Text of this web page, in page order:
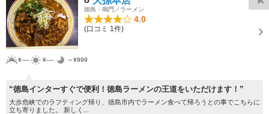
徳島・鳴門／ラーメン
4.0
(口コミ 1件)
¥---- ¥---- ～¥999
“徳島インターすぐで便利！徳島ラーメンの王道をいただけます！”
大歩危峡でのラフティング帰り、徳島市内でラーメン食べて帰ろうとの事でこちらに
立ち寄りました。 新しく...